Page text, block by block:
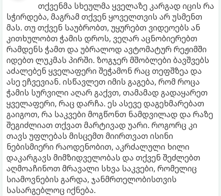
თქვენმა სხეულმა ყველაზე კარგად იცის რა
სჭირდება, მაგრამ თქვენ ყოველთვის არ უსმენთ
მას. თუ თქვენ საუბრობთ, უყურებთ ვიდეოებს ან
კითხულობთ ჭამის დროს, ვეღარ აცნობიერებთ
რამდენს ჭამთ და უბრალოდ ავტომატურ რეჟიმში
იდებთ ლუკმას პირში. ზოგჯერ მშობლები ბავშვებს
აძალებენ ყველაფერი შეჭამონ რაც თეფშზეა და
ასე ეჩვევიან. ისწავლეთ იმის გაგება, რომ როცა
ჭამის სურვილი აღარ გაქვთ, თამამად გადაყარეთ
ყველაფერი, რაც დარჩა. ეს ასევე დაგეხმარებათ
გაიგოთ, რა საკვები მოგწონთ ნამდვილად და რაზე
შეგიძლიათ თქვათ მარტივად უარი. როგორც კი
თავს უფლებას მისცემთ მიირთვათ ისინი
ნებისმიერი რაოდენობით, აკრძალული ხილი
დაკარგავს მიმზიდველობას და თქვენ შეძლებთ
აღმოაჩინოთ მრავალი სხვა საკვები, რომელიც
სიამოვნების გარდა, ჯანმრთელობისთვის
სასარგებლოც იქნება.